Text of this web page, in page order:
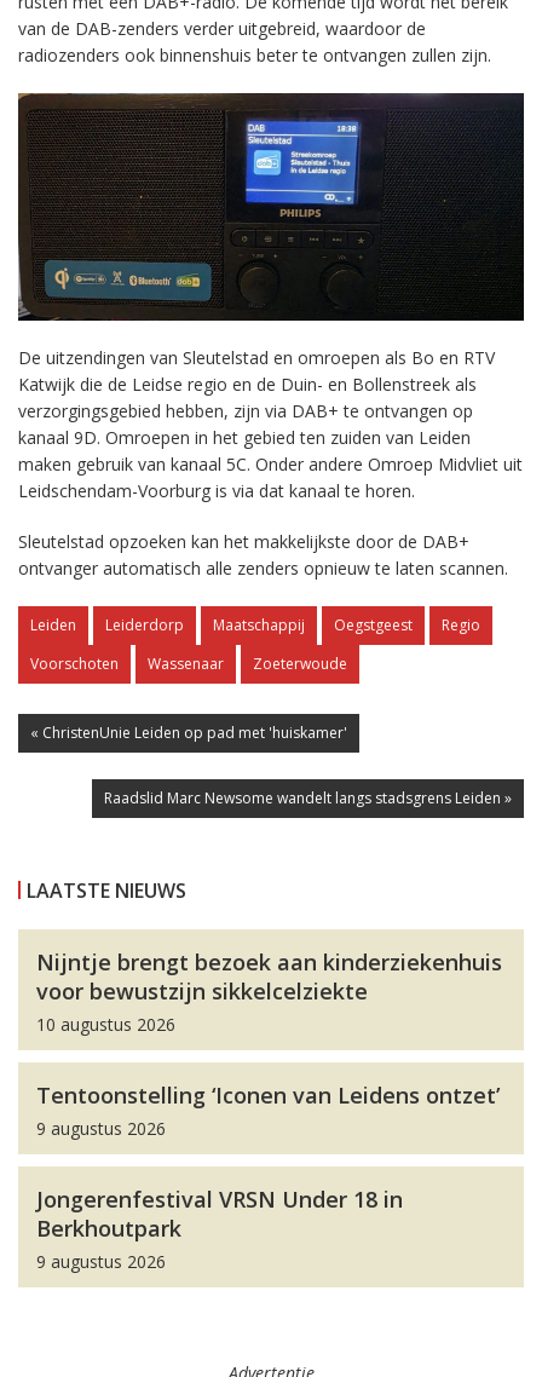
van de DAB-zenders verder uitgebreid, waardoor de
radiozenders ook binnenshuis beter te ontvangen zullen zijn.
De uitzendingen van Sleutelstad en omroepen als Bo en RTV
Katwijk die de Leidse regio en de Duin- en Bollenstreek als
verzorgingsgebied hebben, zijn via DAB+ te ontvangen op
kanaal 9D. Omroepen in het gebied ten zuiden van Leiden
maken gebruik van kanaal 5C. Onder andere Omroep Midvliet uit
Leidschendam-Voorburg is via dat kanaal te horen.
Sleutelstad opzoeken kan het makkelijkste door de DAB+
ontvanger automatisch alle zenders opnieuw te laten scannen.
Leiden Leiderdorp Maatschappij Oegstgeest
Regio
Voorschoten
Wassenaar Zoeterwoude
« ChristenUnie Leiden op pad met 'huiskamer'
Raadslid Marc Newsome wandelt langs stadsgrens Leiden »
LAATSTE NIEUWS
Nijntje brengt bezoek aan kinderziekenhuis
voor bewustzijn sikkelcelziekte
10 augustus 2026
Tentoonstelling ‘Iconen van Leidens ontzet’
9 augustus 2026
Jongerenfestival VRSN Under 18 in
Berkhoutpark
9 augustus 2026